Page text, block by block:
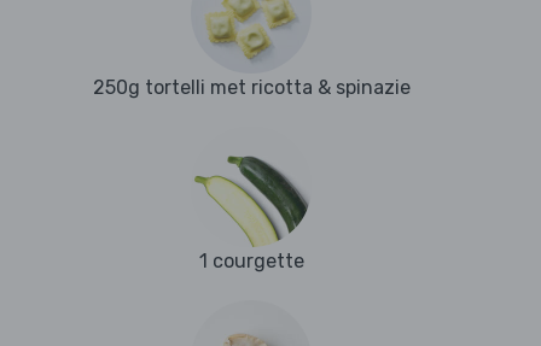
250g tortelli met ricotta & spinazie
1 courgette